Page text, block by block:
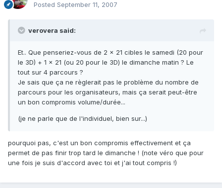
Posted September 11, 2007
verovera said:
Et.. Que penseriez-vous de 2 x 21 cibles le samedi (20 pour
le 3D) + 1 x 21 (ou 20 pour le 3D) le dimanche matin ? Le
tout sur 4 parcours ?
Je sais que ça ne règlerait pas le problème du nombre de
parcours pour les organisateurs, mais ça serait peut-être
un bon compromis volume/durée...
(je ne parle que de l'individuel, bien sur...)
pourquoi pas, c'est un bon compromis effectivement et ça
permet de pas finir trop tard le dimanche ! (note véro que pour
une fois je suis d'accord avec toi et j'ai tout compris !)